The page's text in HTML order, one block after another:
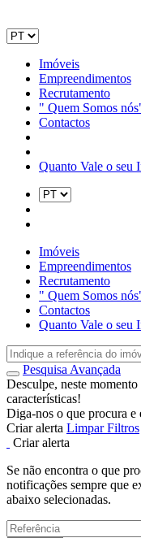
Imóveis
Empreendimentos
Recrutamento
" Quem Somos
Contactos
Quanto Vale o seu
Imóveis
Empreendimentos
Recrutamento
" Quem Somos
Contactos
Quanto Vale o seu
Pesquisa Avançada
Desculpe, neste
características!
Diga-nos o que procura e
Criar alerta Limpar Filtros
Criar alerta
Se não encontra o que
notificações sempre que
abaixo selecionadas.